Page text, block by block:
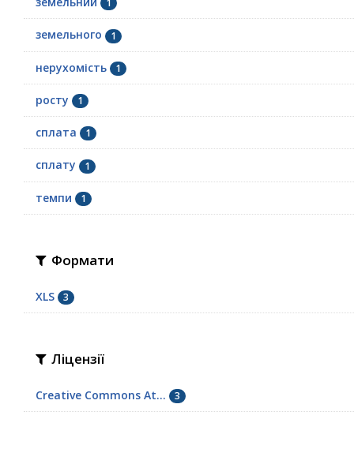
1
земельного 1
нерухомість 1
росту 1
сплата 1
сплату 1
темпи 1
Формати
XLS 3
Ліцензії
Creative Commons At... 3